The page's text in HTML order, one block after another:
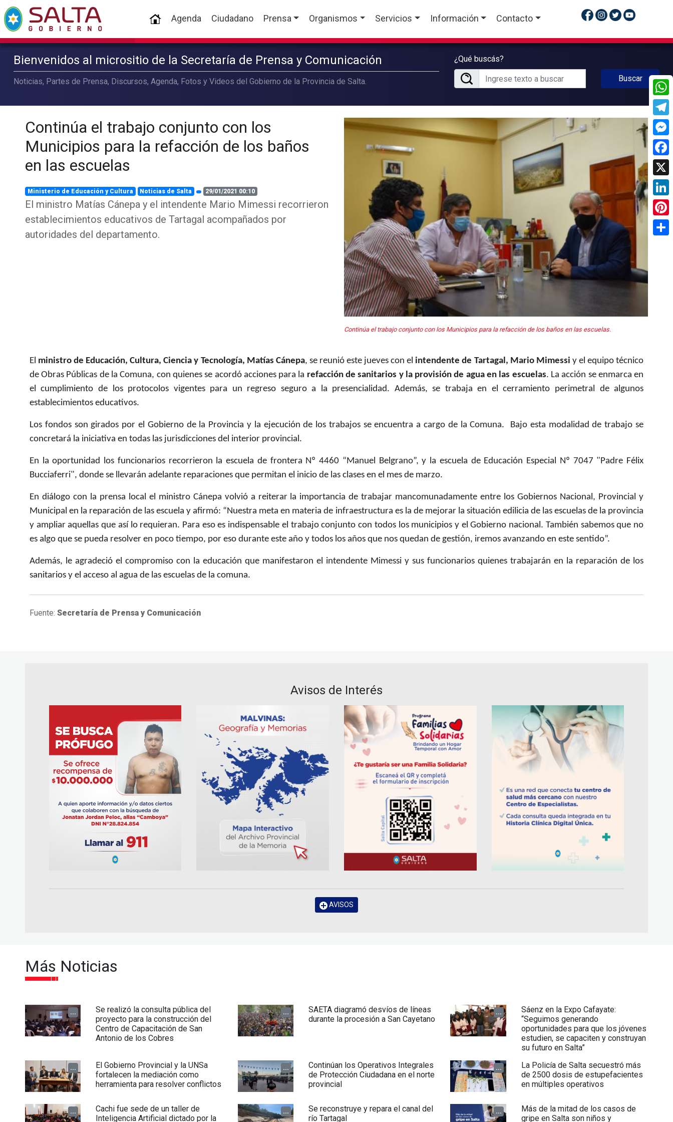
(current)
Agenda Ciudadano Prensa Organismos Servicios Información Contacto
Bienvenidos al micrositio de la Secretaría de Prensa y Comunicación
Noticias, Partes de Prensa, Discursos, Agenda, Fotos y Videos del Gobierno de la Provincia de Salta.
¿Qué buscás?
Buscar
Continúa el trabajo conjunto con los
Municipios para la refacción de los baños
en las escuelas
Ministerio de Educación y Cultura Noticias de Salta 29/01/2021 00:10
El ministro Matías Cánepa y el intendente Mario Mimessi recorrieron
establecimientos educativos de Tartagal acompañados por
autoridades del departamento.
Continúa el trabajo conjunto con los Municipios para la refacción de los baños en las escuelas.
El ministro de Educación, Cultura, Ciencia y Tecnología, Matías Cánepa, se reunió este jueves con elintendente de Tartagal, Mario Mimessi y el equipo técnico
de Obras Públicas de la Comuna, con quienes se acordó acciones para la refacción de sanitarios y la provisión de agua en las escuelas. La acción se enmarca en
el cumplimiento de los protocolos vigentes para un regreso seguro a la presencialidad. Además, se trabaja en el cerramiento perimetral de algunos
establecimientos educativos.
Los fondos son girados por el Gobierno de la Provincia y la ejecución de los trabajos se encuentra a cargo de la Comuna. Bajo esta modalidad de trabajo se
concretará la iniciativa en todas las jurisdicciones del interior provincial.
En la oportunidad los funcionarios recorrieron la escuela de frontera Nº 4460 “Manuel Belgrano”, y la escuela de Educación Especial Nº 7047 "Padre Félix
Bucciaferri", donde se llevarán adelante reparaciones que permitan el inicio de las clases en el mes de marzo.
En diálogo con la prensa local el ministro Cánepa volvió a reiterar la importancia de trabajar mancomunadamente entre los Gobiernos Nacional, Provincial y
Municipal en la reparación de las escuela y afirmó: “Nuestra meta en materia de infraestructura es la de mejorar la situación edilicia de las escuelas de la provincia
y ampliar aquellas que así lo requieran. Para eso es indispensable el trabajo conjunto con todos los municipios y el Gobierno nacional. También sabemos que no
es algo que se pueda resolver en poco tiempo, por eso durante este año y todos los años que nos quedan de gestión, iremos avanzando en este sentido”.
Además, le agradeció el compromiso con la educación que manifestaron el intendente Mimessi y sus funcionarios quienes trabajarán en la reparación de los
sanitarios y el acceso al agua de las escuelas de la comuna.
Fuente: Secretaría de Prensa y Comunicación
Avisos de Interés
AVISOS
Más Noticias
...
Se realizó la consulta pública del
proyecto para la construcción del
Centro de Capacitación de San
Antonio de los Cobres
...
SAETA diagramó desvíos de líneas
durante la procesión a San Cayetano
...
Sáenz en la Expo Cafayate:
“Seguimos generando
oportunidades para que los jóvenes
estudien, se capaciten y construyan
su futuro en Salta”
...
El Gobierno Provincial y la UNSa
fortalecen la mediación como
herramienta para resolver conflictos
...
Continúan los Operativos Integrales
de Protección Ciudadana en el norte
provincial
...
La Policía de Salta secuestró más
de 2500 dosis de estupefacientes
en múltiples operativos
...
Cachi fue sede de un taller de
Inteligencia Artificial dictado por la
...
Se reconstruye y repara el canal del
río Tartagal
...
Más de la mitad de los casos de
gripe en Salta son niños y
X